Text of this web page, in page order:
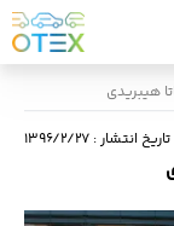
هیبریدی
تاریخ انتشار: ۱۳۹۶/۲/۲۷